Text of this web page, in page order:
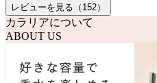
レビューを見る（ 152）
カラリアについて
ABOUT US